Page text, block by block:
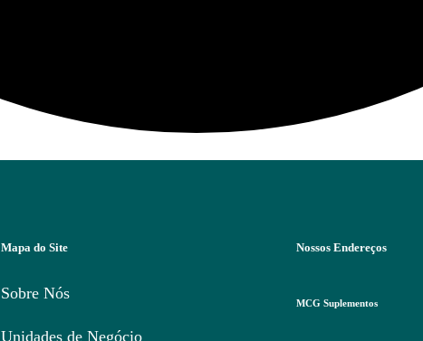
Mapa do Site
Sobre Nós
Unidades de Negócio
Nossos Endereços
MCG Suplementos